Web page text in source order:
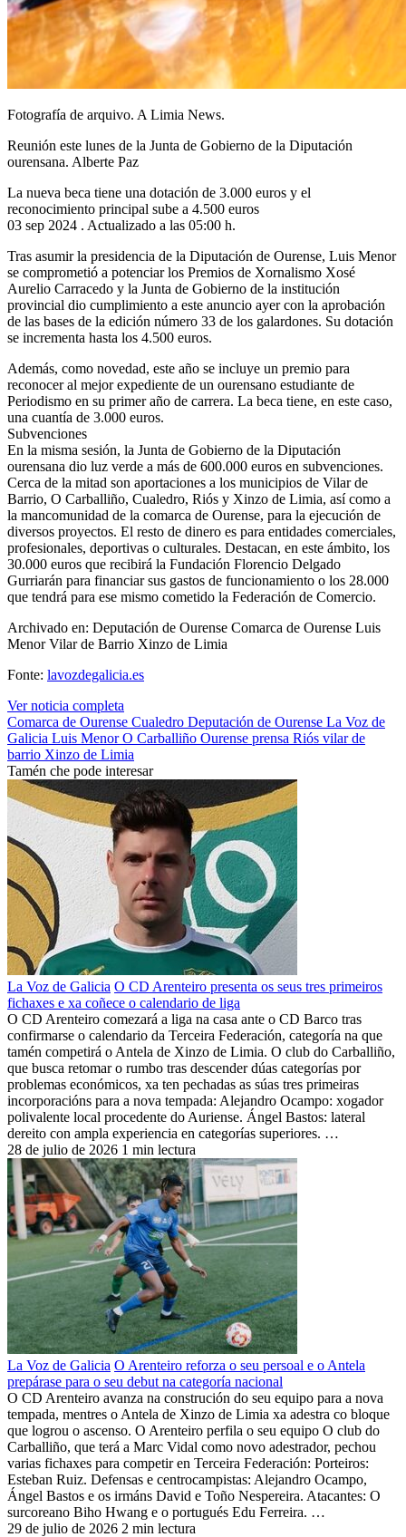
Fotografía de arquivo. A Limia News.
Reunión este lunes de la Junta de Gobierno de la Diputación
ourensana. Alberte Paz
La nueva beca tiene una dotación de 3.000 euros y el
reconocimiento principal sube a 4.500 euros
03 sep 2024 . Actualizado a las 05:00 h.
Tras asumir la presidencia de la Diputación de Ourense, Luis Menor
se comprometió a potenciar los Premios de Xornalismo Xosé
Aurelio Carracedo y la Junta de Gobierno de la institución
provincial dio cumplimiento a este anuncio ayer con la aprobación
de las bases de la edición número 33 de los galardones. Su dotación
se incrementa hasta los 4.500 euros.
Además, como novedad, este año se incluye un premio para
reconocer al mejor expediente de un ourensano estudiante de
Periodismo en su primer año de carrera. La beca tiene, en este caso,
una cuantía de 3.000 euros.
Subvenciones
En la misma sesión, la Junta de Gobierno de la Diputación
ourensana dio luz verde a más de 600.000 euros en subvenciones.
Cerca de la mitad son aportaciones a los municipios de Vilar de
Barrio, O Carballiño, Cualedro, Riós y Xinzo de Limia, así como a
la mancomunidad de la comarca de Ourense, para la ejecución de
diversos proyectos. El resto de dinero es para entidades comerciales,
profesionales, deportivas o culturales. Destacan, en este ámbito, los
30.000 euros que recibirá la Fundación Florencio Delgado
Gurriarán para financiar sus gastos de funcionamiento o los 28.000
que tendrá para ese mismo cometido la Federación de Comercio.
Archivado en: Deputación de Ourense Comarca de Ourense Luis
Menor Vilar de Barrio Xinzo de Limia
Fonte: lavozdegalicia.es
Ver noticia completa
Comarca de Ourense Cualedro Deputación de Ourense La Voz de
Galicia Luis MenorO Carballiño Ourense prensa Riós vilar de
barrio Xinzo de Limia
Tamén che pode interesar
La Voz de Galicia O CD Arenteiro presenta os seus tres primeiros
fichaxes e xa coñece o calendario de liga
O CD Arenteiro comezará a liga na casa ante o CD Barco tras
confirmarse o calendario da Terceira Federación, categoría na que
tamén competirá o Antela de Xinzo de Limia. O club do Carballiño,
que busca retomar o rumbo tras descender dúas categorías por
problemas económicos, xa ten pechadas as súas tres primeiras
incorporacións para a nova tempada: Alejandro Ocampo: xogador
polivalente local procedente do Auriense. Ángel Bastos: lateral
dereito con ampla experiencia en categorías superiores. …
28 de julio de 2026 1 min lectura
La Voz de Galicia O Arenteiro reforza o seu persoal e o Antela
prepárase para o seu debut na categoría nacional
O CD Arenteiro avanza na construción do seu equipo para a nova
tempada, mentres o Antela de Xinzo de Limia xa adestra co bloque
que logrou o ascenso. O Arenteiro perfila o seu equipo O club do
Carballiño, que terá a Marc Vidal como novo adestrador, pechou
varias fichaxes para competir en Terceira Federación: Porteiros:
Esteban Ruiz. Defensas e centrocampistas: Alejandro Ocampo,
Ángel Bastos e os irmáns David e Toño Nespereira. Atacantes: O
surcoreano Biho Hwang e o portugués Edu Ferreira. …
29 de julio de 2026 2 min lectura